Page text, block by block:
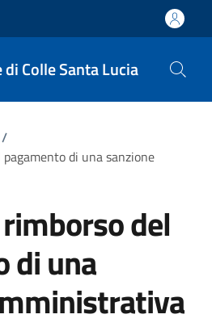
di Colle Santa Lucia
/
di una sanzione
del
di una